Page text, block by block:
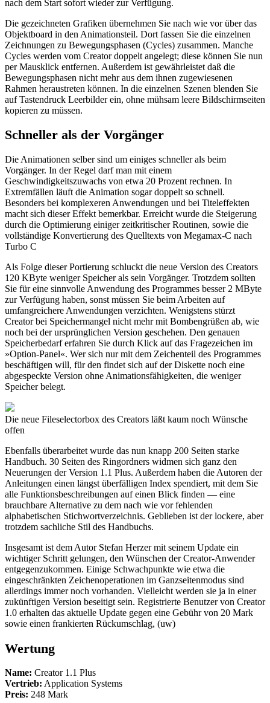
nach dem Start sofort wieder zur Verfügung.
Die gezeichneten Grafiken übernehmen Sie nach wie vor über das
Objektboard in den Animationsteil. Dort fassen Sie die einzelnen
Zeichnungen zu Bewegungsphasen (Cycles) zusammen. Manche
Cycles werden vom Creator doppelt angelegt; diese können Sie nun
per Mausklick entfernen. Außerdem ist gewährleistet daß die
Bewegungsphasen nicht mehr aus dem ihnen zugewiesenen
Rahmen heraustreten können. In die einzelnen Szenen blenden Sie
auf Tastendruck Leerbilder ein, ohne mühsam leere Bildschirmseiten
kopieren zu müssen.
Schneller als der Vorgänger
Die Animationen selber sind um einiges schneller als beim
Vorgänger. In der Regel darf man mit einem
Geschwindigkeitszuwachs von etwa 20 Prozent rechnen. In
Extremfällen läuft die Animation sogar doppelt so schnell.
Besonders bei komplexeren Anwendungen und bei Titeleffekten
macht sich dieser Effekt bemerkbar. Erreicht wurde die Steigerung
durch die Optimierung einiger zeitkritischer Routinen, sowie die
vollständige Konvertierung des Quelltexts von Megamax-C nach
Turbo C
Als Folge dieser Portierung schluckt die neue Version des Creators
120 KByte weniger Speicher als sein Vorgänger. Trotzdem sollten
Sie für eine sinnvolle Anwendung des Programmes besser 2 MByte
zur Verfügung haben, sonst müssen Sie beim Arbeiten auf
umfangreichere Anwendungen verzichten. Wenigstens stürzt
Creator bei Speichermangel nicht mehr mit Bombengrüßen ab, wie
noch bei der ursprünglichen Version geschehen. Den genauen
Speicherbedarf erfahren Sie durch Klick auf das Fragezeichen im
»Option-Panel«. Wer sich nur mit dem Zeichenteil des Programmes
beschäftigen will, für den findet sich auf der Diskette noch eine
abgespeckte Version ohne Animationsfähigkeiten, die weniger
Speicher belegt.
Die neue Fileselectorbox des Creators läßt kaum noch Wünsche
offen
Ebenfalls überarbeitet wurde das nun knapp 200 Seiten starke
Handbuch. 30 Seiten des Ringordners widmen sich ganz den
Neuerungen der Version 1.1 Plus. Außerdem haben die Autoren der
Anleitungen einen längst überfälligen Index spendiert, mit dem Sie
alle Funktionsbeschreibungen auf einen Blick finden — eine
brauchbare Alternative zu dem nach wie vor fehlenden
alphabetischen Stichwortverzeichnis. Geblieben ist der lockere, aber
trotzdem sachliche Stil des Handbuchs.
Insgesamt ist dem Autor Stefan Herzer mit seinem Update ein
wichtiger Schritt gelungen, den Wünschen der Creator-Anwender
entgegenzukommen. Einige Schwachpunkte wie etwa die
eingeschränkten Zeichenoperationen im Ganzseitenmodus sind
allerdings immer noch vorhanden. Vielleicht werden sie ja in einer
zukünftigen Version beseitigt sein. Registrierte Benutzer von Creator
1.0 erhalten das aktuelle Update gegen eine Gebühr von 20 Mark
sowie einen frankierten Rückumschlag, (uw)
Wertung
Name: Creator 1.1 Plus
Vertrieb: Application Systems
Preis: 248 Mark